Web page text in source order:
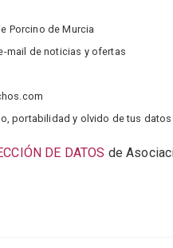
Porcino de Murcia
mail de noticias y ofertas
portabilidad y olvido de tus datos
DE DATOS de